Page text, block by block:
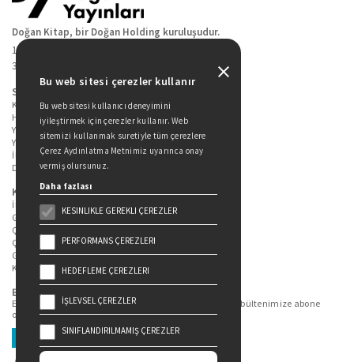
Doğan Kitap, bir Doğan Holding kuruluşudur.
19 Mayıs Cad. Golden Plaza No:1 Kat:10
34360 / Şişli / İstanbul
Sitede Yer Alan Sayfalar
Kitaplarımız
Hakkımızda
Yazarlarımız
Yazar Adayları İçin
İletişim
Duygu Asena Roman Ödülü
Kişisel Verilerin Korunması
İlgili Kişi Başvuru Formu
Genel Aydınlatma Metni
Çekiliş Aydınlatma Metni
Çerez Aydınlatma Metni
Gizlilik Politikası
Kullanım Şartları
Bizi Takip Edin...
En güncel kitap ve etkinliklerden haberdar olmak için bültenimize abone
olun.
Üye Ol
Bu web sitesi çerezler kullanır
Bu web sitesi kullanıcı deneyimini
iyileştirmek için çerezler kullanır. Web
sitemizi kullanmak suretiyle tüm çerezlere
Çerez Aydınlatma Metnimiz uyarınca onay
vermiş olursunuz.
Daha fazlası
KESINLIKLE GEREKLI ÇEREZLER
PERFORMANS ÇEREZLERI
HEDEFLEME ÇEREZLERI
İŞLEVSEL ÇEREZLER
SINIFLANDIRILMAMIŞ ÇEREZLER